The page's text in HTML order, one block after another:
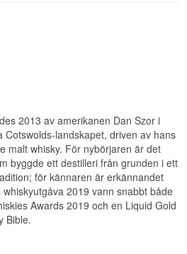
tänkt som den mest tillgängliga ingången
Batch Release understryker att varje batch
en aning, eftersom inga fat någonsin är
vårt sortiment avCotswolds Distillery
och ett torrt, lätt rökigt avslut.
Cotswolds 2022 Golden Wold Blended
Malt English Whisky
Cotswolds Distillery
Land: England
Single Malt English Whisky
mandlar, söt ananas och
med en mjuk antydan av vanilj i botten.
med toner av citron, apelsin och
som ger en fräsch och söt karaktär.
2013 av amerikanen Dan Szor i
Cotswolds-landskapet, driven av hans
malt whisky. För nybörjaren är det
byggde ett destilleri från grunden i ett
för kännaren är erkännandet
2019 vann snabbt både
Awards 2019 och en Liquid Gold
Bible.